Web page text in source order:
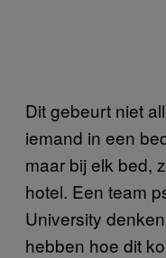
Dit gebeurt niet
iemand in een
maar bij elk bed,
hotel. Een team
University
hebben hoe dit